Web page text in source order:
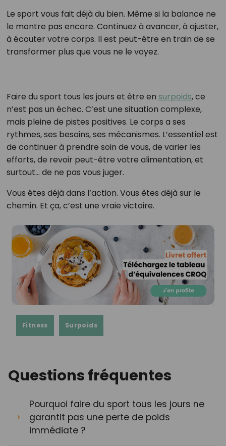
Le sport vous fait déjà du bien. Même si la balance ne
le montre pas encore. Continuez à avancer, à ajuster,
à écouter votre corps. Il est peut-être en train de se
transformer plus que vous ne le voyez.
Faire du sport tous les jours et être en surpoids, ce
n’est pas un échec. C’est une situation complexe,
mais pleine de pistes positives. Le corps a ses
rythmes, ses besoins, ses mécanismes. L’essentiel est
de continuer à prendre soin de vous, de varier les
efforts, de revoir peut-être votre alimentation, et
surtout… de ne pas vous juger.
Vous êtes déjà dans l’action. Vous êtes déjà sur le
chemin. Et ça, c’est une vraie victoire.
Fitness Surpoids
Questions fréquentes
Pourquoi faire du sport tous les jours ne
garantit pas une perte de poids
immédiate ?